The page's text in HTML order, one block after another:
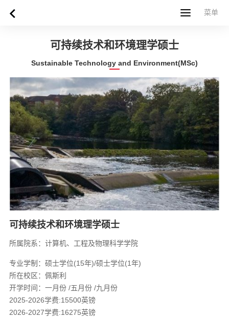
菜单
菜单
简体中文 繁體中文
关于西苏格兰大学
可持续技术和环境理学硕士
Sustainable Technology and Environment(MSc)
可持续技术和环境理学硕士
所属院系：计算机、工程及物理科学学院
专业学制：硕士学位(15年)/硕士学位(1年)
所在校区：佩斯利
开学时间：一月份 /五月份 /九月份
2025-2026学费:15500英镑
2026-2027学费:16275英镑